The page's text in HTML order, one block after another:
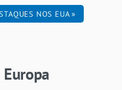
NOS EUA »